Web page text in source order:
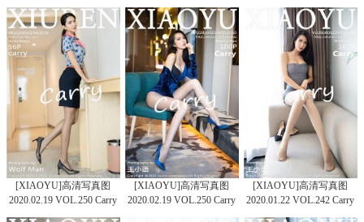
[XIAOYU]高清写真图
2020.02.19 VOL.250 Carry
[XIAOYU]高清写真图
2020.02.19 VOL.250 Carry
[XIAOYU]高清写真图
2020.01.22 VOL.242 Carry